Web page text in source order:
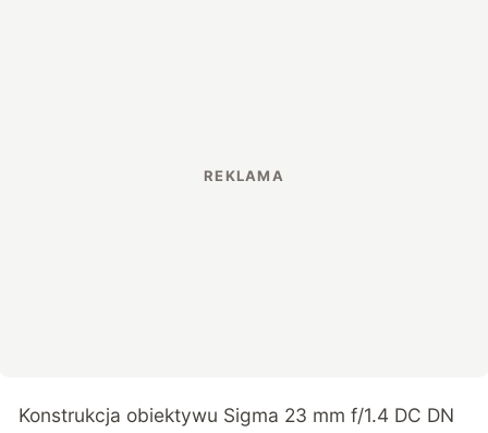
Konstrukcja obiektywu Sigma 23 mm f/1.4 DC DN